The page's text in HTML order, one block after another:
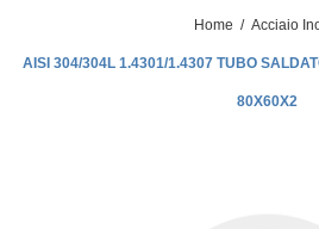
Home / Acciaio
AISI 304/304L 1.4301/1.4307 TUBO
80X60X2